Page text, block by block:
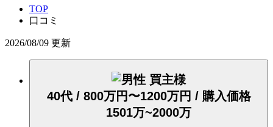
TOP
口コミ
2026/08/09 更新
買主様
40代 / 800万円〜1200万円 / 購入価格
1501万~2000万